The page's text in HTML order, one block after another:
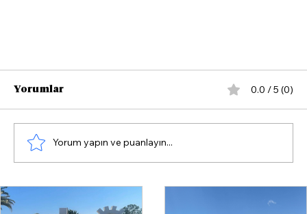
Yorumlar 0.0 / 5 (0)
Yorum yapın ve puanlayın...